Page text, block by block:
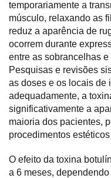
temporariamente a
músculo, relaxando as
reduz a aparência de
ocorrem durante
entre as sobrancelhas
Pesquisas e revisões
as doses e os locais de
adequadamente, a
significativamente a
maioria dos pacientes,
procedimentos
O efeito da toxina
a 6 meses,